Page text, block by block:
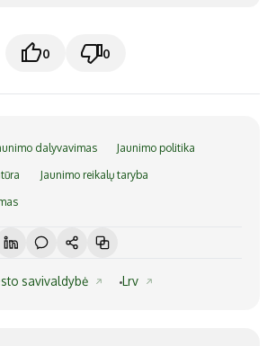
0 0
dalyvavimas Jaunimo politika
Jaunimo reikalų taryba
savivaldybė Lrv